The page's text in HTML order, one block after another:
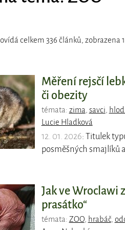
celkem 336 článků, zobrazena
Měření rejsčí
či obezity
témata: zima savci
Lucie Hladková
12. 01. 2026: Titulek
posměšných smajlíků
Jak ve Wroclawi
prasátko“
témata: ZOO, hrabáč,